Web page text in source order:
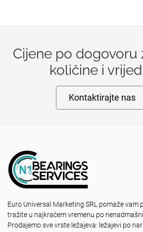
Cijene po dogovoru
količine i
Kontaktirajte nas
Euro Universal Marketing SRL pomaže vam
tražite u najkraćem vremenu po
Prodajemo sve vrste ležajeva: ležajevi po